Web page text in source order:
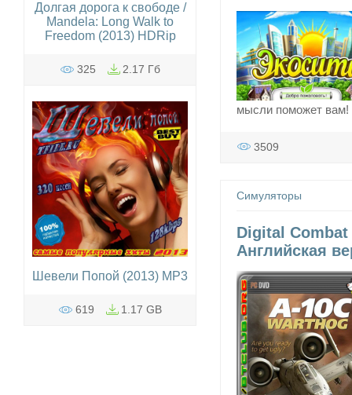
мысли поможет вам!
3509
Симуляторы
Digital Combat
Английская
Долгая дорога к свободе /
Mandela: Long Walk to
Freedom (2013) HDRip
325 2.17 Гб
Шевели Попой (2013) MP3
619 1.17 GB